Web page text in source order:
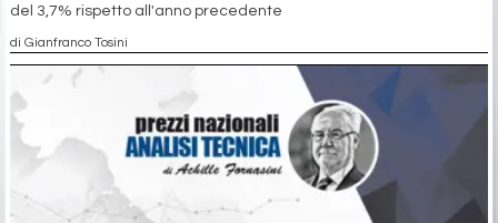
del 3,7% rispetto all'anno precedente
di Gianfranco Tosini